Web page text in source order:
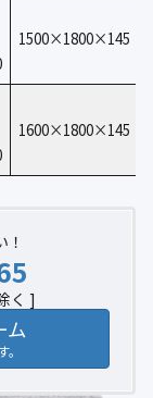
1500×1800×145
1600×1800×145
く ]
ム